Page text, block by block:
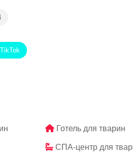
TikTok
Готель для тварин
СПА-центр для